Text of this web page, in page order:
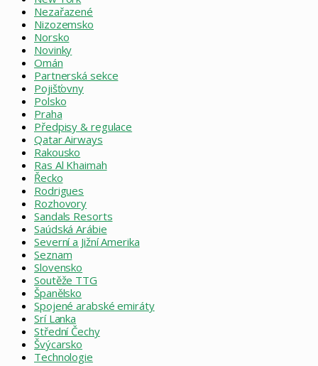
Nezařazené
Nizozemsko
Norsko
Novinky
Omán
Partnerská sekce
Pojišťovny
Polsko
Praha
Předpisy & regulace
Qatar Airways
Rakousko
Ras Al Khaimah
Řecko
Rodrigues
Rozhovory
Sandals Resorts
Saúdská Arábie
Severní a Jižní Amerika
Seznam
Slovensko
Soutěže TTG
Španělsko
Spojené arabské emiráty
Srí Lanka
Střední Čechy
Švýcarsko
Technologie